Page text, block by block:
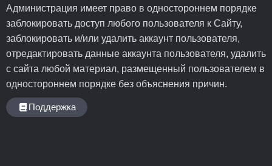
Администрация имеет право в одностороннем порядке
заблокировать доступ любого пользователя к Сайту,
заблокировать и/или удалить аккаунт пользователя,
отредактировать данные аккаунта пользователя, удалить
с сайта любой материал, размещенный пользователем в
одностороннем порядке без объяснения причин.
Поддержка